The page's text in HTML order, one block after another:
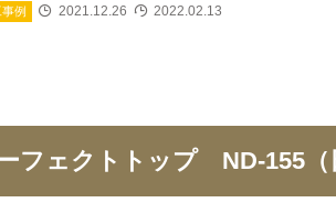
例 2021.12.26 2022.02.13
フェクトトップ ND-155（